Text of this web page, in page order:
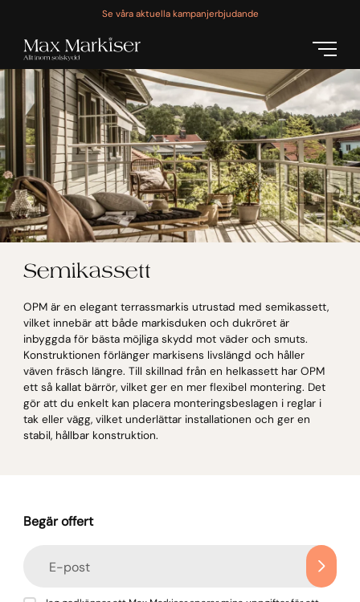
Se våra aktuella kampanjerbjudande
Semikassett
OPM är en elegant terrassmarkis utrustad med semikassett,
vilket innebär att både markisduken och dukröret är
inbyggda för bästa möjliga skydd mot väder och smuts.
Konstruktionen förlänger markisens livslängd och håller
väven fräsch längre. Till skillnad från en helkassett har OPM
ett så kallat bärrör, vilket ger en mer flexibel montering. Det
gör att du enkelt kan placera monteringsbeslagen i reglar i
tak eller vägg, vilket underlättar installationen och ger en
stabil, hållbar konstruktion.
Begär offert
E-post